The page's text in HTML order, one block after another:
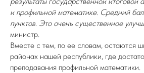
и профильной математике. Средний
пунктов. Это очень существенное
министр.
Вместе с тем, по ее словам, остаются
районах нашей республики, где
преподавания профильной математики.